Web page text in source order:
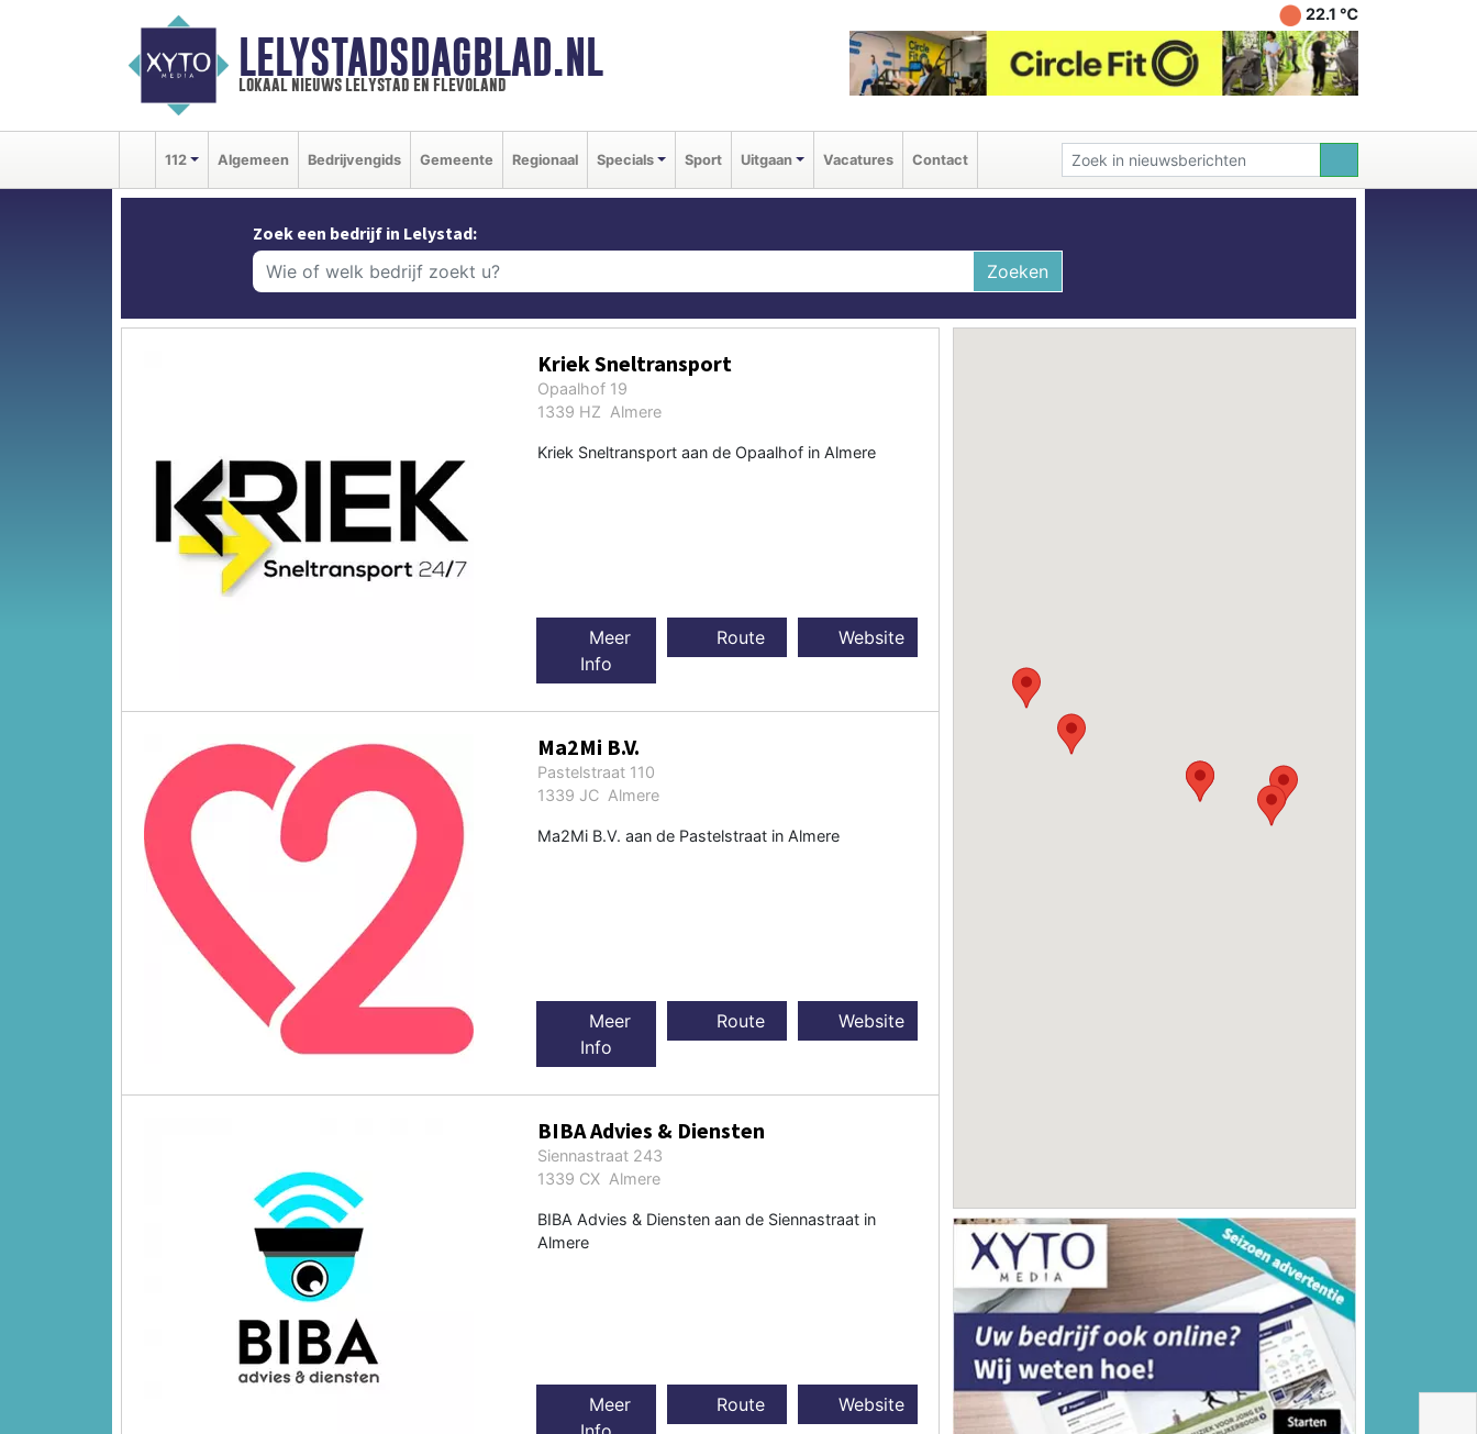
LELYSTADSDAGBLAD.NL
lokaal nieuws lelystad en flevoland
22.1 ℃
112 Algemeen Bedrijvengids Gemeente Regionaal Specials Sport Uitgaan Vacatures Contact
Zoek een bedrijf in Lelystad:
Zoeken
Kriek Sneltransport
Opaalhof 19
1339 HZ Almere
Kriek Sneltransport aan de Opaalhof in Almere
Meer
Info
Route Website
Ma2Mi B.V.
Pastelstraat 110
1339 JC Almere
Ma2Mi B.V. aan de Pastelstraat in Almere
Meer
Info
Route Website
BIBA Advies & Diensten
Siennastraat 243
1339 CX Almere
BIBA Advies & Diensten aan de Siennastraat in
Almere
Meer
Route Website